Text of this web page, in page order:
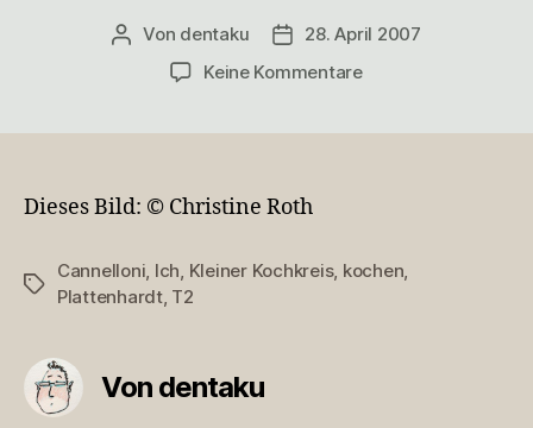
Beitragsautor
Von dentaku Veröffentlichungsdatum
28. April 2007
Keine Kommentarezu
Dieses Bild: © Christine Roth
Schlagwörter
Cannelloni Ich Kleiner Kochkreis, kochen
Plattenhardt, T2
Von dentaku